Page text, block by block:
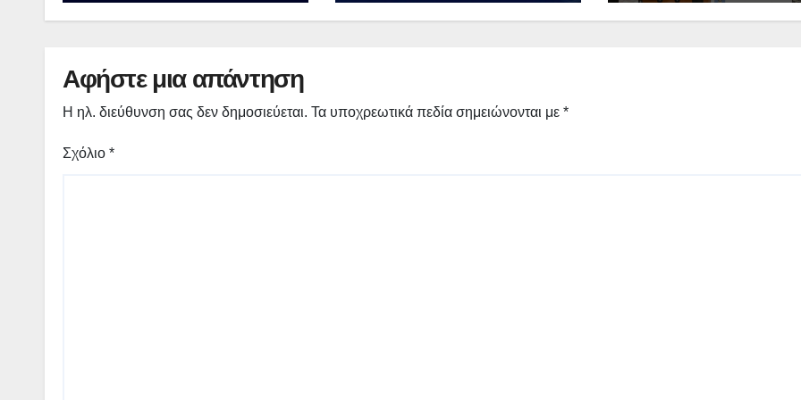
ΠΟΛΙΤΕΣ..
χρονιάς – Το απόλυτο
Φλώρινας, ο
Αφήστε μια απάντηση
Η ηλ. διεύθυνση σας δεν δημοσιεύεται. Τα υποχρεωτικά πεδία σημειώνονται με *
Σχόλιο *